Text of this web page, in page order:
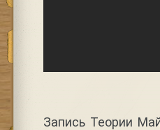
Запись Теории